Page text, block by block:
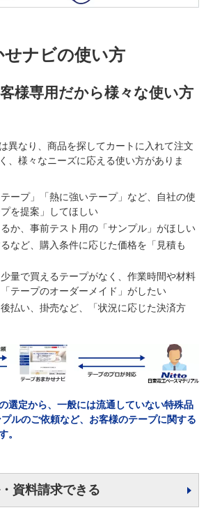
ナビの使い方
様専用だから様々な使い方
異なり、商品を探してカートに入れて注文
、様々なニーズに応える使い方がありま
テープ」「熱に強いテープ」など、自社の使
を提案」してほしい
か、事前テスト用の「サンプル」がほしい
など、購入条件に応じた価格を「見積も
量で買えるテープがなく、作業時間や材料
テープのオーダーメイド」がしたい
払い、掛売など、「状況に応じた決済方
選定から、一般には流通していない特殊品
ルのご依頼など、お客様のテープに関する
。
資料請求できる